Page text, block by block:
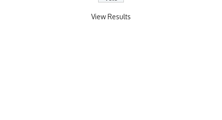
View Results